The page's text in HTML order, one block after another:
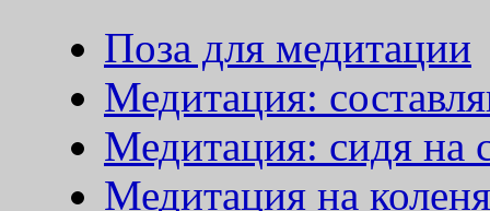
Поза для медитации
Медитация:
Медитация: сидя на
Медитация на